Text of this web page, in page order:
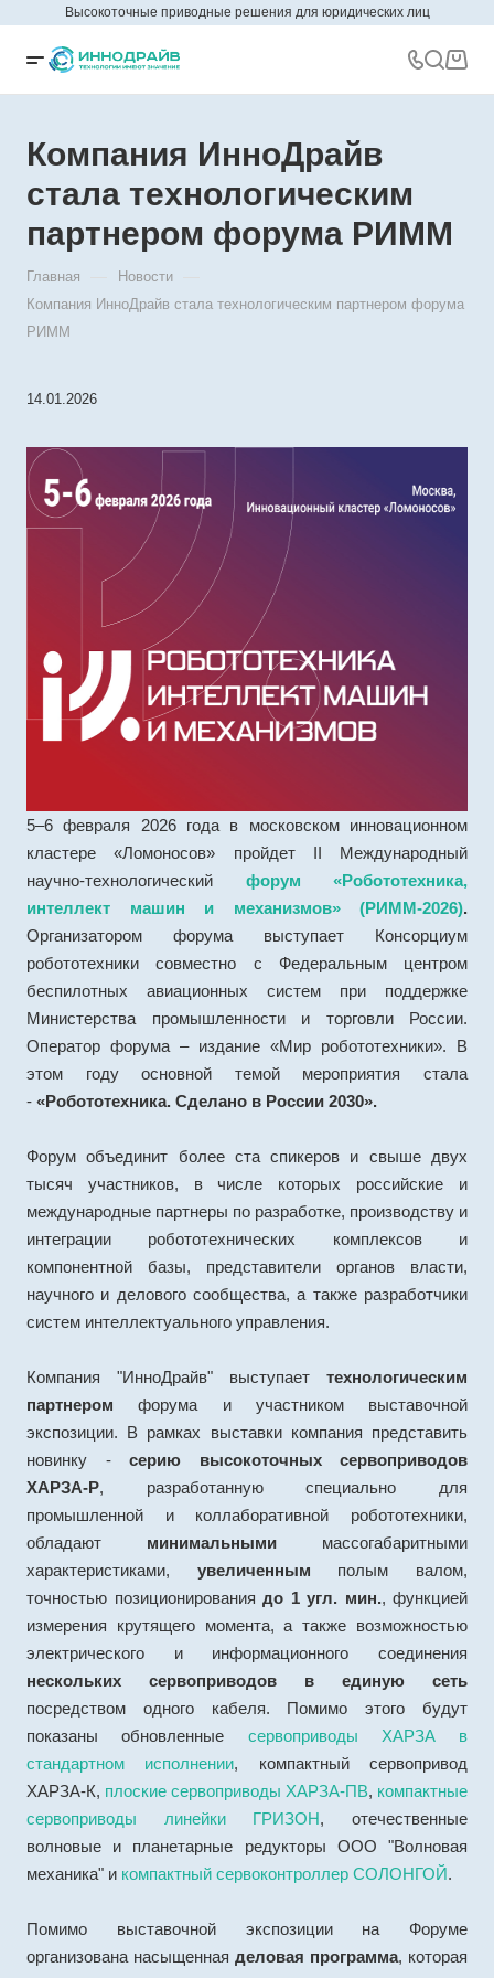
Высокоточные приводные решения для юридических лиц
Компания ИнноДрайв
стала технологическим
партнером форума РИММ
Главная Новости
Компания ИнноДрайв стала технологическим партнером форума
РИММ
14.01.2026
5–6 февраля 2026 года в московском инновационном
кластере «Ломоносов» пройдет II Международный
научно-технологический форум «Робототехника,
интеллект машин и механизмов» (РИММ-2026).
Организатором форума выступает Консорциум
робототехники совместно с Федеральным центром
беспилотных авиационных систем при поддержке
Министерства промышленности и торговли России.
Оператор форума – издание «Мир робототехники». В
этом году основной темой мероприятия стала
- «Робототехника. Сделано в России 2030».
Форум объединит более ста спикеров и свыше двух
тысяч участников, в числе которых российские и
международные партнеры по разработке, производству и
интеграции робототехнических комплексов и
компонентной базы, представители органов власти,
научного и делового сообщества, а также разработчики
систем интеллектуального управления.
Компания "ИнноДрайв" выступает технологическим
партнером форума и участником выставочной
экспозиции. В рамках выставки компания представить
новинку - серию высокоточных сервоприводов
ХАРЗА-Р, разработанную специально для
промышленной и коллаборативной робототехники,
обладают минимальными массогабаритными
характеристиками, увеличенным полым валом,
точностью позиционирования до 1 угл. мин., функцией
измерения крутящего момента, а также возможностью
электрического и информационного соединения
нескольких сервоприводов в единую сеть
посредством одного кабеля. Помимо этого будут
показаны обновленные сервоприводы ХАРЗА в
стандартном исполнении, компактный сервопривод
ХАРЗА-К, плоские сервоприводы ХАРЗА-ПВ, компактные
сервоприводы линейки ГРИЗОН, отечественные
волновые и планетарные редукторы ООО "Волновая
механика" и компактный сервоконтроллер СОЛОНГОЙ.
Помимо выставочной экспозиции на Форуме
организована насыщенная деловая программа, которая